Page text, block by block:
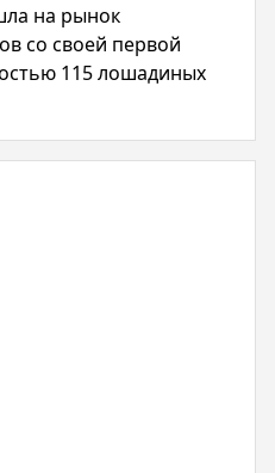
на рынок
со своей первой
115 лошадиных